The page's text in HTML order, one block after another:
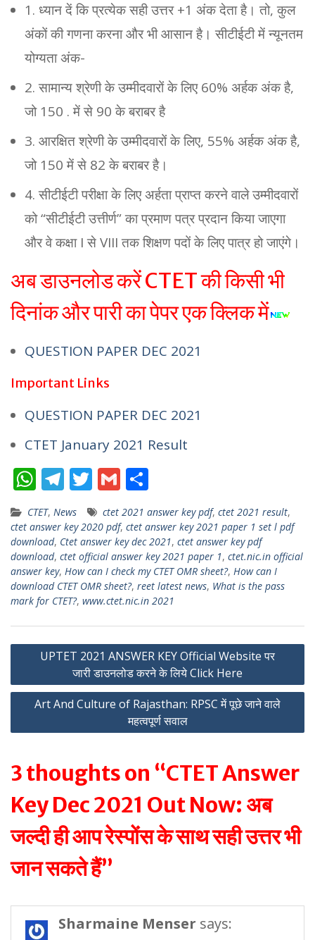
1. ध्यान दें कि प्रत्येक सही उत्तर +1 अंक देता है। तो, कुल
अंकों की गणना करना और भी आसान है। सीटीईटी में न्यूनतम
योग्यता अंक-
2. सामान्य श्रेणी के उम्मीदवारों के लिए 60% अर्हक अंक है,
जो 150 . में से 90 के बराबर है
3. आरक्षित श्रेणी के उम्मीदवारों के लिए, 55% अर्हक अंक है,
जो 150 में से 82 के बराबर है।
4. सीटीईटी परीक्षा के लिए अर्हता प्राप्त करने वाले उम्मीदवारों
को “सीटीईटी उत्तीर्ण” का प्रमाण पत्र प्रदान किया जाएगा
और वे कक्षा I से VIII तक शिक्षण पदों के लिए पात्र हो जाएंगे।
अब डाउनलोड करें CTET की किसी भी
दिनांक और पारी का पेपर एक क्लिक में
QUESTION PAPER DEC 2021
Important Links
QUESTION PAPER DEC 2021
CTET January 2021 Result
W
h
at
s
A
p
p
T
e
gr
a
m
T
w
itt
er
G
m
ai
l
ar
e
CTET, News ctet 2021 answer key pdf, ctet 2021 result,
ctet answer key 2020 pdf, ctet answer key 2021 paper 1 set l pdf
download, Ctet answer key dec 2021, ctet answer key pdf
download, ctet official answer key 2021 paper 1, ctet.nic.in official
answer key, How can I check my CTET OMR sheet?, How can I
download CTET OMR sheet?, reet latest news, What is the pass
mark for CTET?, www.ctet.nic.in 2021
Post
navigation
UPTET 2021 ANSWER KEY Official Website पर
जारी डाउनलोड करने के लिये Click Here
Art And Culture of Rajasthan: RPSC में पूछे जाने वाले
महत्वपूर्ण सवाल
3 thoughts on “CTET Answer
Key Dec 2021 Out Now: अब
जल्दी ही आप रेस्पोंस के साथ सही उत्तर भी
जान सकते हैं”
Sharmaine Menser says: